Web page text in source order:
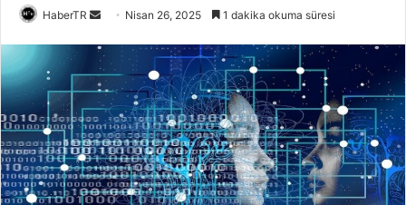
HaberTR
Bir
posta
göndermek
Nisan 26, 2025 1 dakika okuma süresi